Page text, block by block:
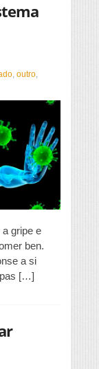
, outro,
gripe e
ben.
a si
[…]